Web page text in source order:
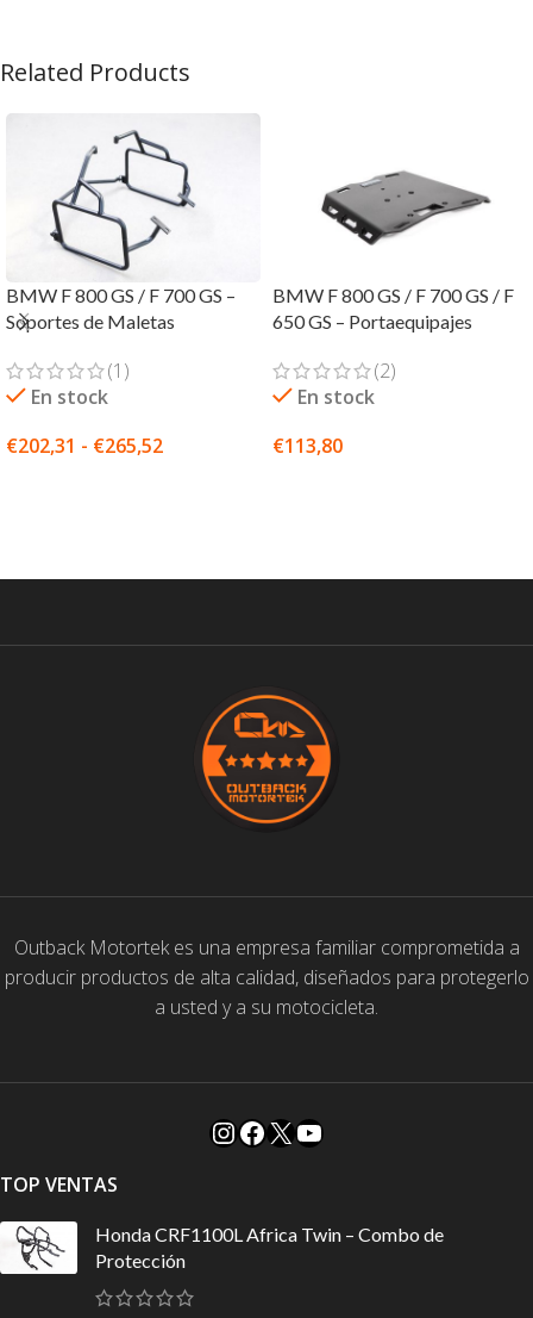
Related Products
BMW F 800 GS / F 700 GS –
Soportes de Maletas
(1)
En stock
€202,31 - €265,52
BMW F 800 GS / F 700 GS / F
650 GS – Portaequipajes
(2)
En stock
€113,80
Outback Motortek es una empresa familiar comprometida a
producir productos de alta calidad, diseñados para protegerlo
a usted y a su motocicleta.
TOP VENTAS
Honda CRF1100L Africa Twin – Combo de
Protección